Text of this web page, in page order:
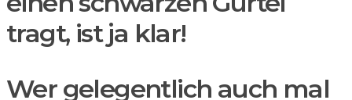
tragt, ist ja klar!
Wer gelegentlich auch mal